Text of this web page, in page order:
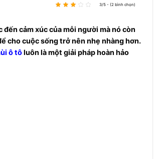
3/5 - (2 bình chọn)
cảm xúc của mỗi người mà nó còn
cho cuộc sống trở nên nhẹ nhàng hơn.
ô tôluôn là một giải pháp hoàn hảo